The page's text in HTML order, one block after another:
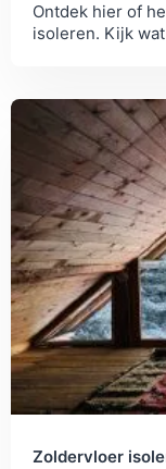
Ontdek hier of
isoleren. Kijk
Zoldervloer